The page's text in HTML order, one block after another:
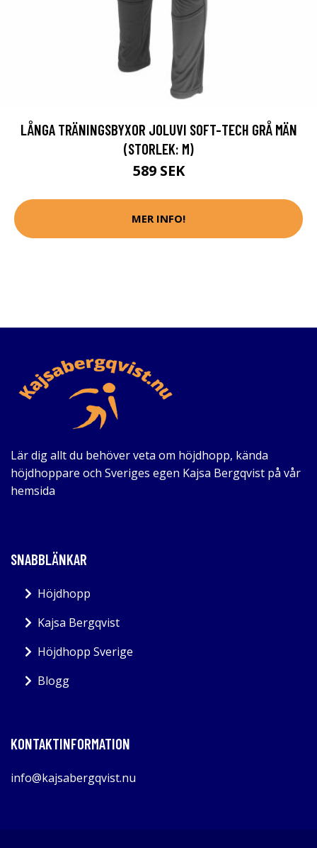
LÅNGA TRÄNINGSBYXOR JOLUVI SOFT-TECH GRÅ MÄN
(STORLEK: M)
589 SEK
MER INFO!
Lär dig allt du behöver veta om höjdhopp, kända
höjdhoppare och Sveriges egen Kajsa Bergqvist på vår
hemsida
SNABBLÄNKAR
Höjdhopp
Kajsa Bergqvist
Höjdhopp Sverige
Blogg
KONTAKTINFORMATION
info@kajsabergqvist.nu